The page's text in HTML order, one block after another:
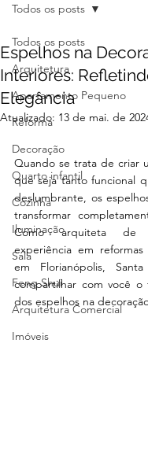
Todos os posts
Arquitetura
Apartamento Pequeno
Reforma
Decoração
Quarto infantil
Cozinha
Iluminação
Sala
Feng Shui
Arquitetura Comercial
Imóveis
Todos os posts
Espelhos na
Interiores:
Elegância
Atualizado: 13 de mai. de
Quando se trata de criar
que seja tanto funcional
deslumbrante, os
transformar
Como arquiteta de
experiência em
em Florianópolis,
compartilhar com você o
dos espelhos na